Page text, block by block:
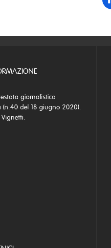
giornalistica
(n.40 del 18 giugno 2020).